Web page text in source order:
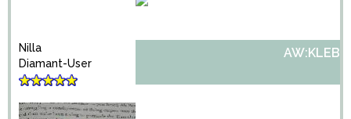
Nilla
Diamant-User